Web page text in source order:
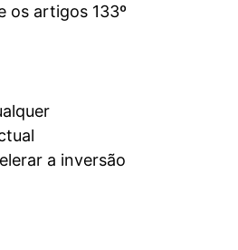
os artigos 133º
a inversão